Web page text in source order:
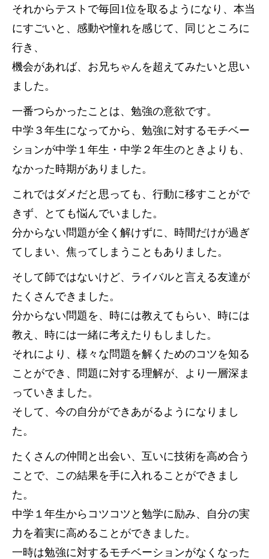
それからテストで毎回1位を取るようになり、本当
にすごいと、感動や憧れを感じて、同じところに
行き、
機会があれば、お兄ちゃんを超えてみたいと思い
ました。
一番つらかったことは、勉強の意欲です。
中学３年生になってから、勉強に対するモチベー
ションが中学１年生・中学２年生のときよりも、
なかった時期がありました。
これではダメだと思っても、行動に移すことがで
きず、とても悩んでいました。
分からない問題が全く解けずに、時間だけが過ぎ
てしまい、焦ってしまうこともありました。
そして師ではないけど、ライバルと言える友達が
たくさんできました。
分からない問題を、時には教えてもらい、時には
教え、時には一緒に考えたりもしました。
それにより、様々な問題を解くためのコツを知る
ことができ、問題に対する理解が、より一層深ま
っていきました。
そして、今の自分ができあがるようになりまし
た。
たくさんの仲間と出会い、互いに技術を高め合う
ことで、この結果を手に入れることができまし
た。
中学１年生からコツコツと勉学に励み、自分の実
力を着実に高めることができました。
一時は勉強に対するモチベーションがなくなった